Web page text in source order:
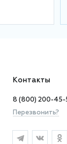
Контакты
8 (800) 200-45-
Перезвонить?